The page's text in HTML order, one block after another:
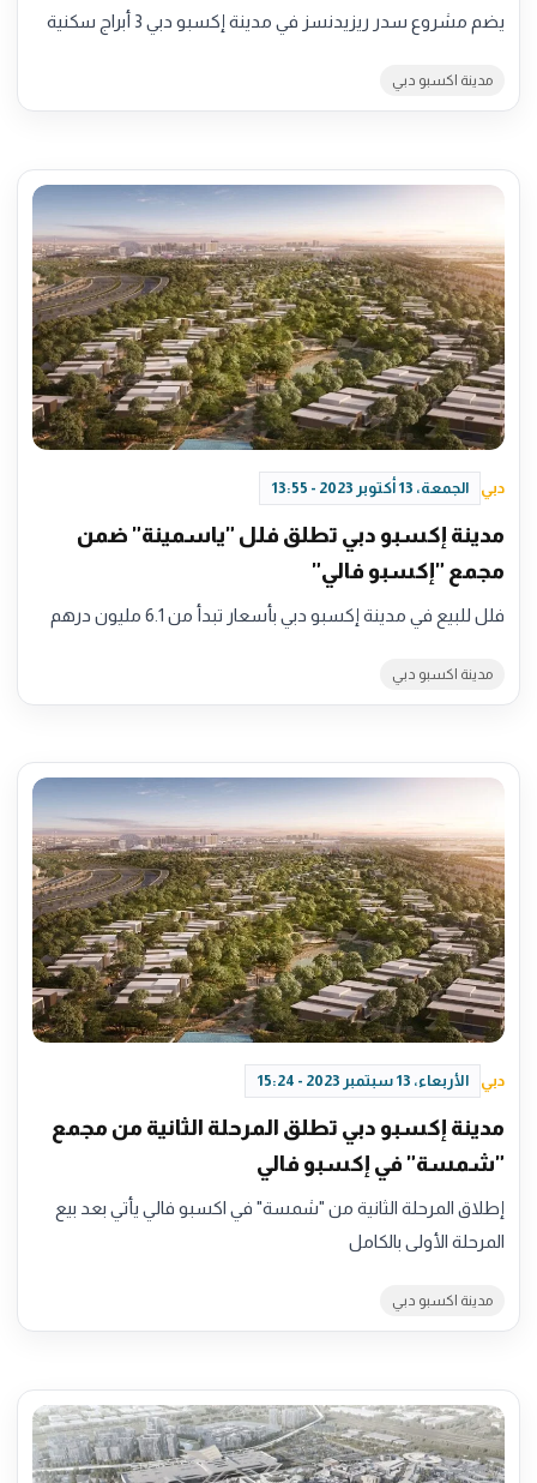
يضم مشروع سدر ريزيدنسز في مدينة إكسبو دبي 3 أبراج سكنية
مدينة اكسبو دبي
دبي الجمعة، 13 أكتوبر 2023 - 13:55
مدينة إكسبو دبي تطلق فلل "ياسمينة" ضمن
مجمع "إكسبو فالي"
فلل للبيع في مدينة إكسبو دبي بأسعار تبدأ من 6.1 مليون درهم
مدينة اكسبو دبي
دبي الأربعاء، 13 سبتمبر 2023 - 15:24
مدينة إكسبو دبي تطلق المرحلة الثانية من مجمع
"شمسة" في إكسبو فالي
إطلاق المرحلة الثانية من "شمسة" في اكسبو فالي يأتي بعد بيع
المرحلة الأولى بالكامل
مدينة اكسبو دبي